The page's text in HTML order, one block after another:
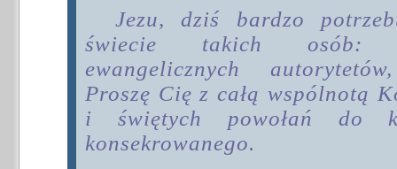
Jezu, dziś bardzo
świecie takich osób:
ewangelicznych
Proszę Cię z całą wspólnotą
i świętych powołań do
konsekrowanego.